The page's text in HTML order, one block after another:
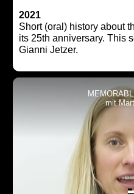
2021
Short (oral) history about
its 25th anniversary. This
Gianni Jetzer.
mit